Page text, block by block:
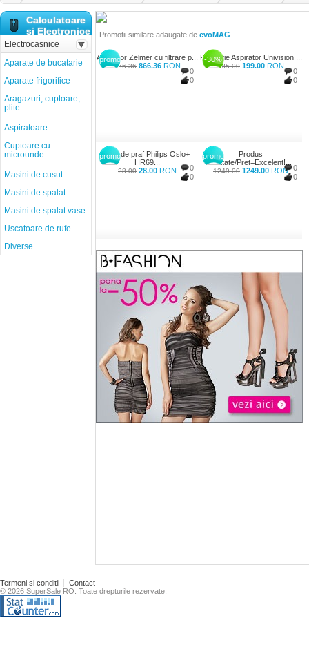
Promotii similare adaugate de evoMAG
promo
0
0
Aspirator Zelmer cu filtrare p...
866.36 866.36 RON
-30%
0
0
Promotie Aspirator Univision ...
285.00 199.00 RON
promo
0
0
Sac de praf Philips Oslo+
HR69...
28.00 28.00 RON
promo
0
0
Produs
Calitate/Pret=Excelent!...
1249.00 1249.00 RON
Calculatoare
si Electronice
Electrocasnice
Aparate de bucatarie
Aparate frigorifice
Aragazuri, cuptoare,
plite
Aspiratoare
Cuptoare cu
microunde
Masini de cusut
Masini de spalat
Masini de spalat vase
Uscatoare de rufe
Diverse
Termeni si conditii
Contact
© 2026 SuperSale RO. Toate drepturile rezervate.